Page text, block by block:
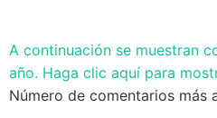
A continuación se muestran
año. Haga clic aquí para
Número de comentarios más